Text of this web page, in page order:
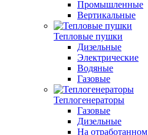
Промышленные
Вертикальные
Тепловые пушки
Дизельные
Электрические
Водяные
Газовые
Теплогенераторы
Газовые
Дизельные
На отработанном